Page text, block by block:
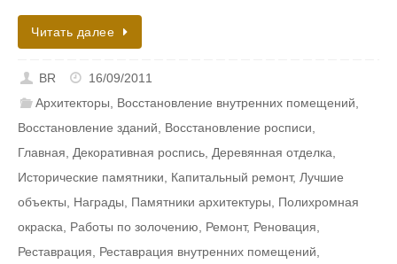
Читать далее
BR
16/09/2011
Архитекторы, Восстановление внутренних помещений,
Восстановление зданий, Восстановление росписи,
Главная, Декоративная роспись, Деревянная отделка,
Исторические памятники, Капитальный ремонт, Лучшие
объекты, Награды, Памятники архитектуры, Полихромная
окраска, Работы по золочению, Ремонт, Реновация,
Реставрация, Реставрация внутренних помещений,